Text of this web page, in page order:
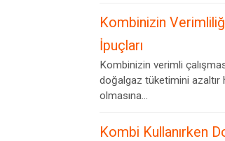
Kombinizin
İpuçları
Kombinizin verimli
doğalgaz tüketimini azaltır
olmasına...
Kombi Kullanırken